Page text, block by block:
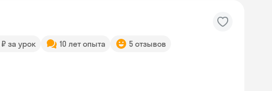
₽ за урок 10 лет опыта 5 отзывов